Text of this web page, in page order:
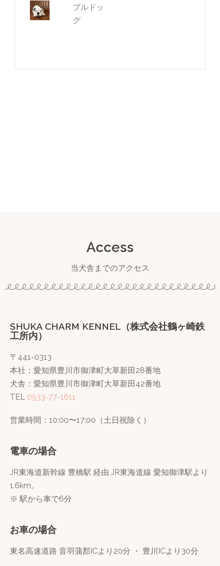
ブルドッ
グ
Access
当犬舎までのアクセス
SHUKA CHARM KENNEL（株式会社鶴ヶ崎鉄
工所内）
〒441-0313
本社：愛知県豊川市御津町大草新田28番地
犬舎：愛知県豊川市御津町大草新田42番地
TEL 0533-77-1611
営業時間：10:00〜17:00（土日祝除く）
電車の場合
JR東海道新幹線 豊橋駅 経由 JR東海道線 愛知御津駅より
1.6km。
※ 駅から車で6分
お車の場合
東名高速道路 音羽蒲郡ICより20分 ・ 豊川ICより30分